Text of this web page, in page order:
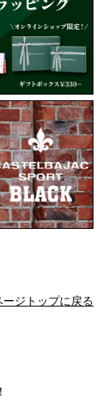
ジトップに戻る